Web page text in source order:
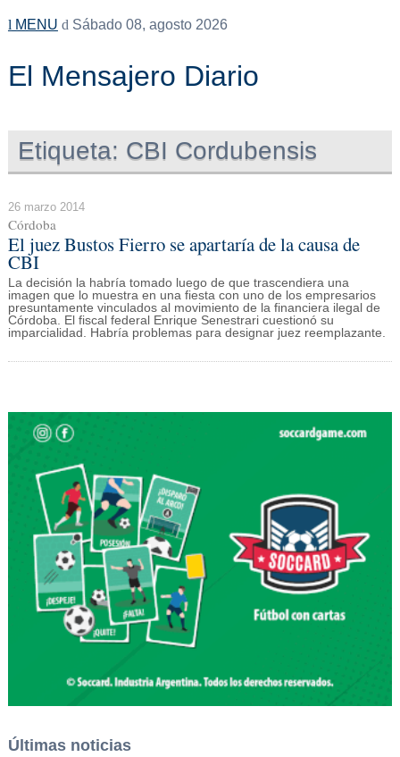
MENU Sábado 08, agosto 2026
El Mensajero Diario
Etiqueta: CBI Cordubensis
26 marzo 2014
Córdoba
El juez Bustos Fierro se apartaría de la causa de
CBI
La decisión la habría tomado luego de que trascendiera una
imagen que lo muestra en una fiesta con uno de los empresarios
presuntamente vinculados al movimiento de la financiera ilegal de
Córdoba. El fiscal federal Enrique Senestrari cuestionó su
imparcialidad. Habría problemas para designar juez reemplazante.
Últimas noticias